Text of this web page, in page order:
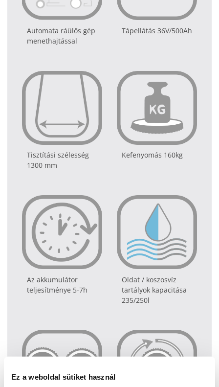
Ez a weboldal sütiket használ
Automata ráülős gép
menethajtással
Tápellátás 36V/500Ah
Tisztítási szélesség
1300 mm
Kefenyomás 160kg
Az akkumulátor
teljesítménye 5-7h
Oldat / koszosvíz
tartályok kapacitása
235/250l